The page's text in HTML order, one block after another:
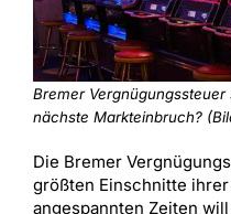
Bremer
nächste Markteinbruch?
Die Bremer
größten Einschnitte
angespannten Zeiten